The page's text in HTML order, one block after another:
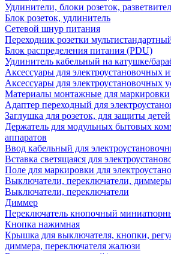
Удлинители, блоки розеток,
Блок розеток, удлинитель
Сетевой шнур питания
Переходник розетки
Блок распределения питания (PDU)
Удлинитель кабельный на катушке/
Аксессуары для электроустановочных
Аксессуары для электроустановочных
Материалы монтажные для маркировки
Адаптер переходный для
Заглушка для розеток, для защиты детей
Держатель для модульных бытовых
аппаратов
Ввод кабельный для
Вставка светящаяся для
Поле для маркировки для
Выключатели, переключатели, диммеры
Выключатели, переключатели
Диммер
Переключатель кнопочный
Кнопка нажимная
Крышка для выключателя, кнопки,
диммера, переключателя жалюзи